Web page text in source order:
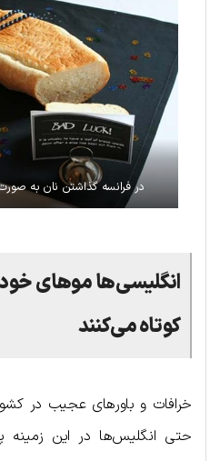
در فرانسه گذاشتن نان به
انگلیسی‌ها موهای
کوتاه می‌کنند
خرافات و باورهای عجیب در
حتی انگلیس‌ها در این